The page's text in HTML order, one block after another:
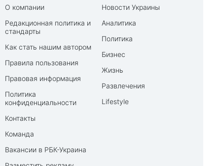
О компании
Редакционная политика и
стандарты
Как стать нашим автором
Правила пользования
Правовая информация
Политика
конфиденциальности
Контакты
Команда
Вакансии в РБК-Украина
Новости Украины
Аналитика
Политика
Бизнес
Жизнь
Развлечения
Lifestyle